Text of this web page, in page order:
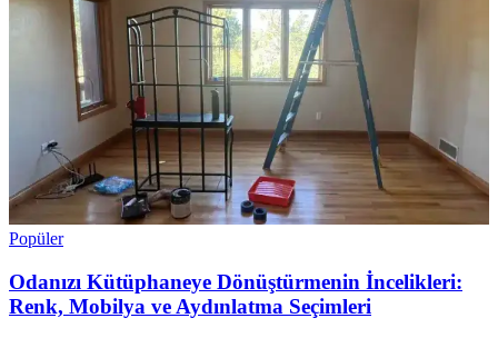
Popüler
Odanızı Kütüphaneye Dönüştürmenin İncelikleri:
Renk, Mobilya ve Aydınlatma Seçimleri